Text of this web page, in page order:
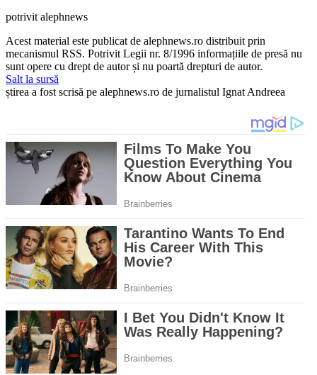
potrivit alephnews
Acest material este publicat de alephnews.ro distribuit prin
mecanismul RSS. Potrivit Legii nr. 8/1996 informațiile de presă nu
sunt opere cu drept de autor și nu poartă drepturi de autor.
Salt la sursă
știrea a fost scrisă pe alephnews.ro de jurnalistul Ignat Andreea